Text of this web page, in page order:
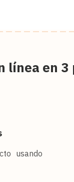
línea en 3
usando